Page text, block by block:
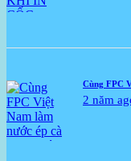
Cùng FPC
2 năm